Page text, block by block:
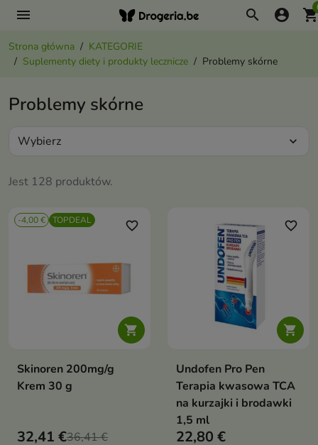
menu search account_circle
Strona główna
KATEGORIE
Suplementy diety i produkty lecznicze
Problemy skórne
Problemy skórne
Jest 128 produktów.
Wybierz expand_more
-4,00 € TOPDEAL

favorite_border
Skinoren 200mg/g
Krem 30 g
32,41 €36,41 €

favorite_border
Undofen Pro Pen
Terapia kwasowa TCA
na kurzajki i brodawki
1,5 ml
22,80 €